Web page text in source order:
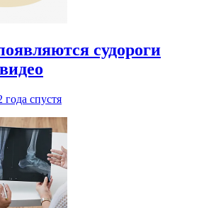
судороги
года спустя